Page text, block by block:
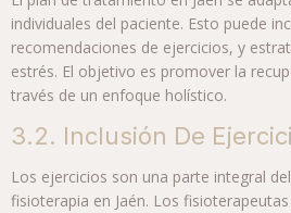
individuales del paciente. Esto puede
recomendaciones de ejercicios, y
estrés. El objetivo es promover la
través de un enfoque holístico.
3.2. Inclusión De
Los ejercicios son una parte integral
fisioterapia en Jaén. Los